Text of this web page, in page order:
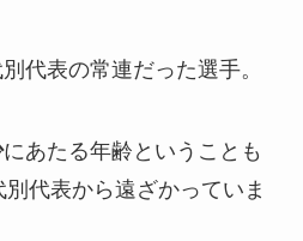
代表の常連だった選手。
にあたる年齢ということも
代表から遠ざかっていま